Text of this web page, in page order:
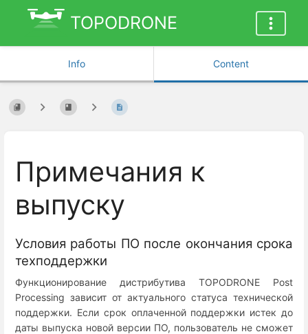
TOPODRONE
Info Content
Примечания к
выпуску
Условия работы ПО после окончания срока
техподдержки
Функционирование дистрибутива TOPODRONE Post
Processing зависит от актуального статуса технической
поддержки. Если срок оплаченной поддержки истек до
даты выпуска новой версии ПО, пользователь не сможет